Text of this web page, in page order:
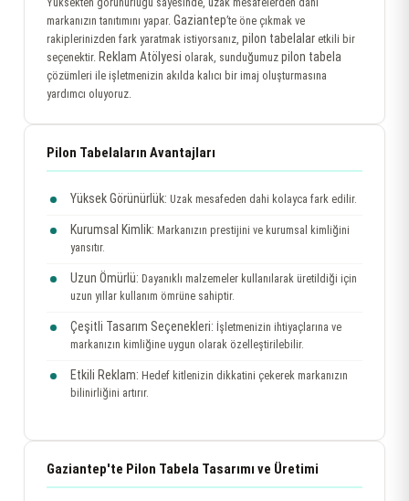
markanızın tanıtımını yapar. Gaziantep’te öne çıkmak ve
rakiplerinizden fark yaratmak istiyorsanız, pilon tabelalar etkili bir
seçenektir. Reklam Atölyesi olarak, sunduğumuz pilon tabela
çözümleri ile işletmenizin akılda kalıcı bir imaj oluşturmasına
yardımcı oluyoruz.
Pilon Tabelaların Avantajları
Yüksek Görünürlük: Uzak mesafeden dahi kolayca fark edilir.
Kurumsal Kimlik: Markanızın prestijini ve kurumsal kimliğini
yansıtır.
Uzun Ömürlü: Dayanıklı malzemeler kullanılarak üretildiği için
uzun yıllar kullanım ömrüne sahiptir.
Çeşitli Tasarım Seçenekleri: İşletmenizin ihtiyaçlarına ve
markanızın kimliğine uygun olarak özelleştirilebilir.
Etkili Reklam: Hedef kitlenizin dikkatini çekerek markanızın
bilinirliğini artırır.
Gaziantep'te Pilon Tabela Tasarımı ve Üretimi